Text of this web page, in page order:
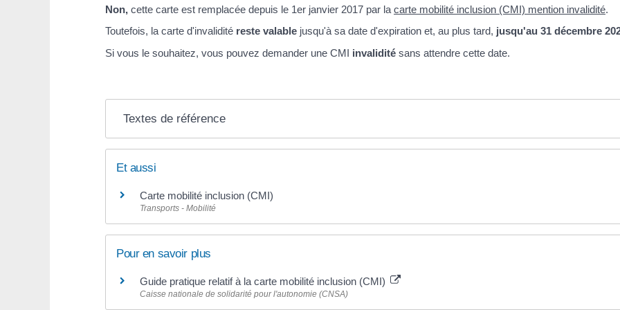
Non, cette carte est remplacée depuis le 1er janvier 2017 par la carte mobilité inclusion (CMI) mention invalidité.
Toutefois, la carte d'invalidité reste valable jusqu'à sa date d'expiration et, au plus tard, jusqu'au 31 décembre
Si vous le souhaitez, vous pouvez demander une CMI invalidité sans attendre cette date.
Textes de référence
Et aussi
Carte mobilité inclusion (CMI)
Transports - Mobilité
Pour en savoir plus
Guide pratique relatif à la carte mobilité inclusion (CMI)
Caisse nationale de solidarité pour l'autonomie (CNSA)